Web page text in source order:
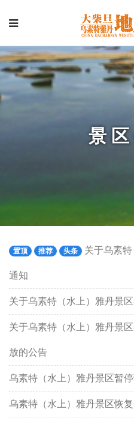
景
置顶 推荐 头条 关于乌素
通知
关于乌素特（水上）雅丹景
关于乌素特（水上）雅丹景
放的公告
乌素特（水上）雅丹景区暂
乌素特（水上）雅丹景区恢